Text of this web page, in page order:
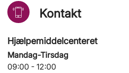
Kontakt
Hjælpemiddelcenteret
Mandag-Tirsdag
09:00 - 12:00